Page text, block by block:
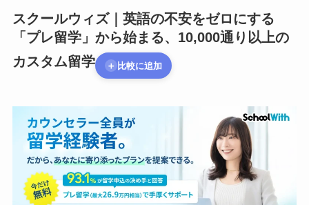
スクールウィズ｜英語の不安をゼロにする
「プレ留学」から始まる、10,000通り以上の
カスタム留学
＋ 比較に追加